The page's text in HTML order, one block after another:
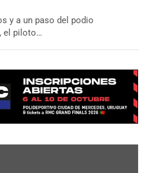
y a un paso del podio
el piloto…